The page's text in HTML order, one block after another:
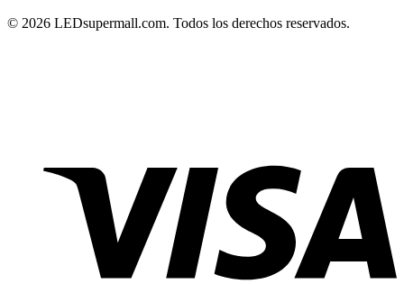
© 2026 LEDsupermall.com. Todos los derechos reservados.